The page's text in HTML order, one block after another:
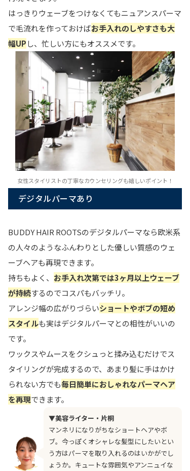
はっきりウェーブをつけなくてもニュアンスパーマ
で毛流れを作っておけばお手入れのしやすさも大
幅UPし、忙しい方にもオススメです。
女性スタイリストの丁寧なカウンセリングも嬉しいポイント！
デジタルパーマあり
BUDDY HAIR ROOTSのデジタルパーマなら欧米系
の人々のようなふんわりとした優しい質感のウェ
ーブヘアも再現できます。
持ちもよく、 お手入れ次第では3ヶ月以上ウェーブ
が持続するのでコスパもバッチリ。
アレンジ幅の広がりづらいショートやボブの短め
スタイルも実はデジタルパーマとの相性がいいの
です。
ワックスやムースをクシュっと揉み込むだけでス
タイリングが完成するので、あまり髪に手はかけ
られない方でも毎日簡単におしゃれなパーマヘア
を再現できます。
▼美容ライター・片桐
マンネリになりがちなショートヘアやボ
ブ。今っぽくオシャレな髪型にしたいとい
う方はパーマを取り入れるのはいかがでし
ょうか。キュートな雰囲気やアンニュイな